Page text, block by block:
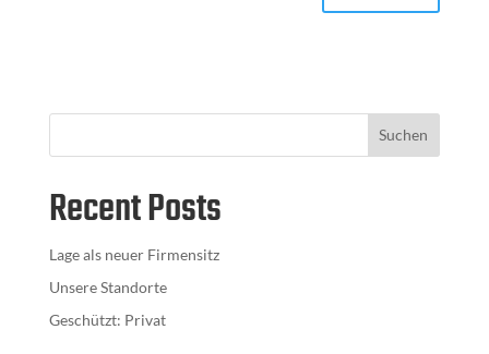
Suchen
Recent Posts
Lage als neuer Firmensitz
Unsere Standorte
Geschützt: Privat